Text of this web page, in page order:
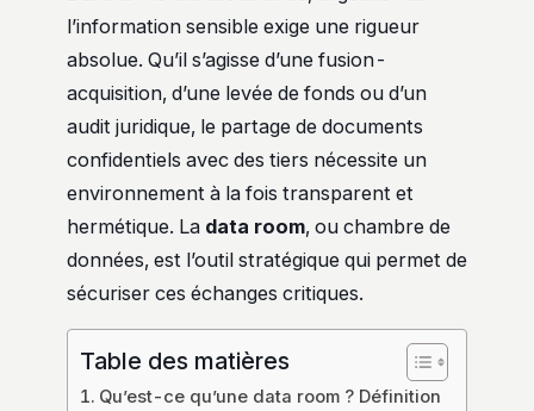
l’information sensible exige une rigueur
absolue. Qu’il s’agisse d’une fusion-
acquisition, d’une levée de fonds ou d’un
audit juridique, le partage de documents
confidentiels avec des tiers nécessite un
environnement à la fois transparent et
hermétique. La data room, ou chambre de
données, est l’outil stratégique qui permet de
sécuriser ces échanges critiques.
Table des matières
Qu’est-ce qu’une data room ? Définition